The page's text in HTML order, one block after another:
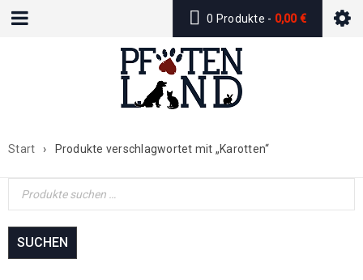
0 Produkte - 0,00€
Start › Produkte verschlagwortet mit „Karotten“
SUCHEN